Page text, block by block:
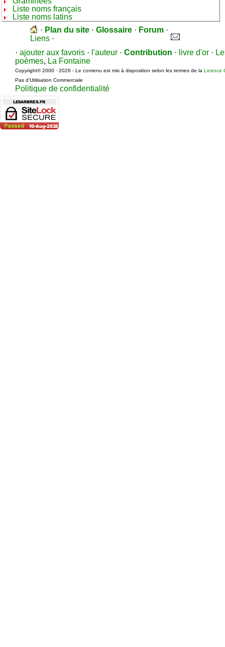
Liste noms français
Liste noms latins
· Plan du site · Glossaire · Forum ·
Liens ·
· ajouter aux favoris · l'auteur · Contribution · livre d'or ·
poèmes, La Fontaine
Copyright© 2000 · 2026 - Le contenu est mis à disposition selon les termes de la Licence
Pas d’Utilisation Commerciale
Politique de confidentialité